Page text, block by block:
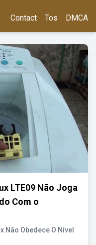
Contact Tos DMCA
LTE09 Não Joga
Com o
Não Obedece O Nível